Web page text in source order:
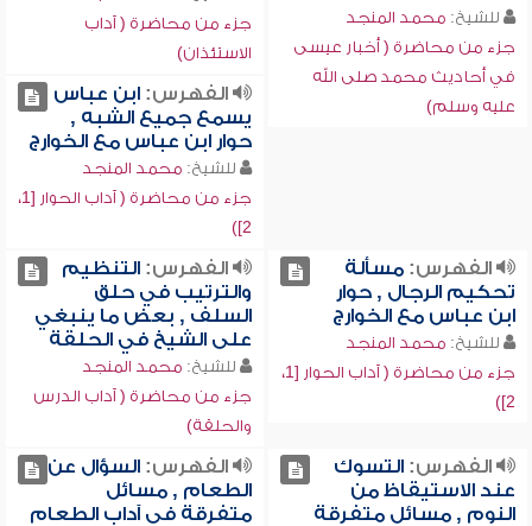
للشيخ: محمد المنجد
جزء من محاضرة ( أخبار عيسى
في أحاديث محمد صلى الله
عليه وسلم)
جزء من محاضرة ( آداب
الاستئذان)
الفهرس:ابن عباس
يسمع جميع الشبه ,
حوار ابن عباس مع الخوارج
للشيخ: محمد المنجد
جزء من محاضرة ( آداب الحوار [1،
2])
الفهرس:مسألة
تحكيم الرجال , حوار
ابن عباس مع الخوارج
للشيخ: محمد المنجد
جزء من محاضرة ( آداب الحوار [1،
2])
الفهرس:التنظيم
والترتيب في حلق
السلف , بعض ما ينبغي
على الشيخ في الحلقة
للشيخ: محمد المنجد
جزء من محاضرة ( آداب الدرس
والحلقة)
الفهرس:التسوك
عند الاستيقاظ من
النوم , مسائل متفرقة
الفهرس:السؤال عن
الطعام , مسائل
متفرقة في آداب الطعام